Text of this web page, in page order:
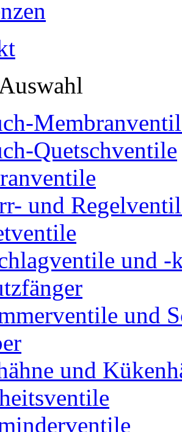
Quetschventile
und
und -
und
und